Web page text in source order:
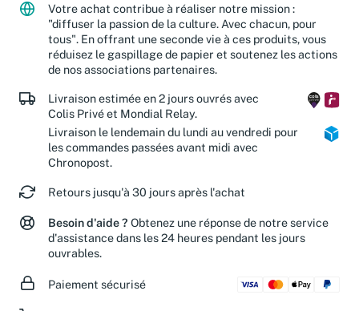
Votre achat contribue à réaliser notre mission :
"diffuser la passion de la culture. Avec chacun, pour
tous". En offrant une seconde vie à ces produits, vous
réduisez le gaspillage de papier et soutenez les actions
de nos associations partenaires.
Livraison estimée en 2 jours ouvrés avec
Colis Privé et Mondial Relay.
Livraison le lendemain du lundi au vendredi pour
les commandes passées avant midi avec
Chronopost.
Retours jusqu'à 30 jours après l'achat
Besoin d'aide ? Obtenez une réponse de notre service
d'assistance dans les 24 heures pendant les jours
ouvrables.
Paiement sécurisé